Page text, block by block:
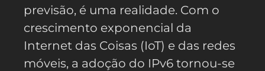
previsão, é uma realidade. Com o
crescimento exponencial da
Internet das Coisas (IoT) e das redes
móveis, a adoção do IPv6 tornou-se